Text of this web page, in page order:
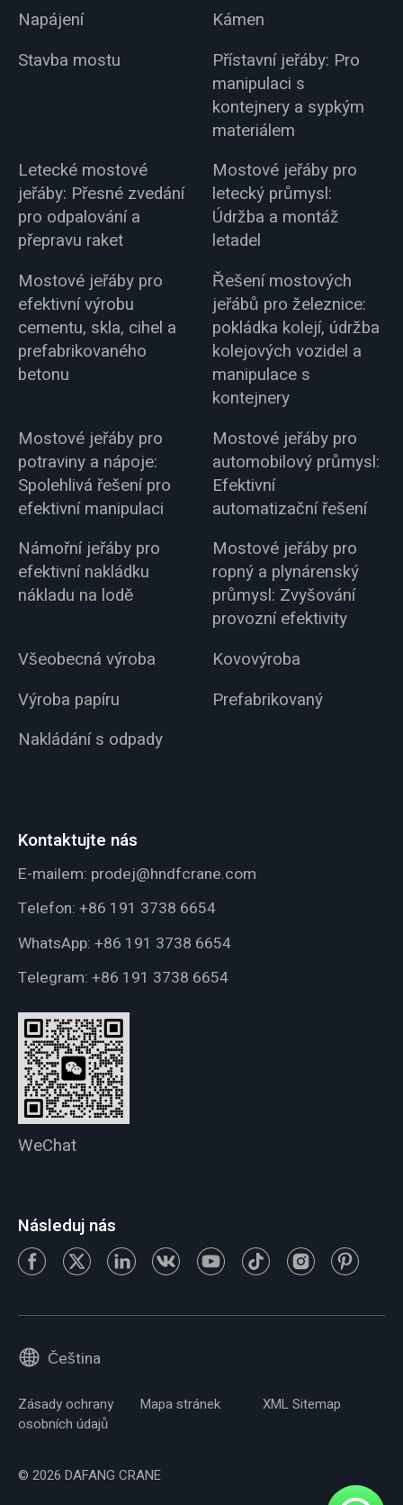
Napájení
Kámen
Stavba mostu
Přístavní jeřáby: Pro
manipulaci s
kontejnery a sypkým
materiálem
Letecké mostové
jeřáby: Přesné zvedání
pro odpalování a
přepravu raket
Mostové jeřáby pro
letecký průmysl:
Údržba a montáž
letadel
Mostové jeřáby pro
efektivní výrobu
cementu, skla, cihel a
prefabrikovaného
betonu
Řešení mostových
jeřábů pro železnice:
pokládka kolejí, údržba
kolejových vozidel a
manipulace s
kontejnery
Mostové jeřáby pro
potraviny a nápoje:
Spolehlivá řešení pro
efektivní manipulaci
Mostové jeřáby pro
automobilový průmysl:
Efektivní
automatizační řešení
Námořní jeřáby pro
efektivní nakládku
nákladu na lodě
Mostové jeřáby pro
ropný a plynárenský
průmysl: Zvyšování
provozní efektivity
Všeobecná výroba
Kovovýroba
Výroba papíru
Prefabrikovaný
Nakládání s odpady
Kontaktujte nás
E-mailem: prodej@hndfcrane.com
Telefon: +86 191 3738 6654
WhatsApp: +86 191 3738 6654
Telegram: +86 191 3738 6654
WeChat
Následuj nás
Čeština
Zásady ochrany
osobních údajů
Mapa stránek XML Sitemap
© 2026 DAFANG CRANE